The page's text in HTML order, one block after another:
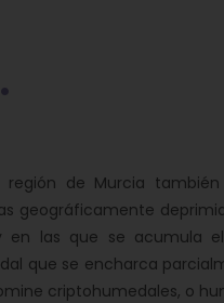
de Murcia también
geográficamente
en las que se acumula
que se encharca
criptohumedales, o